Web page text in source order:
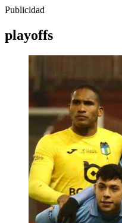
Publicidad
playoffs